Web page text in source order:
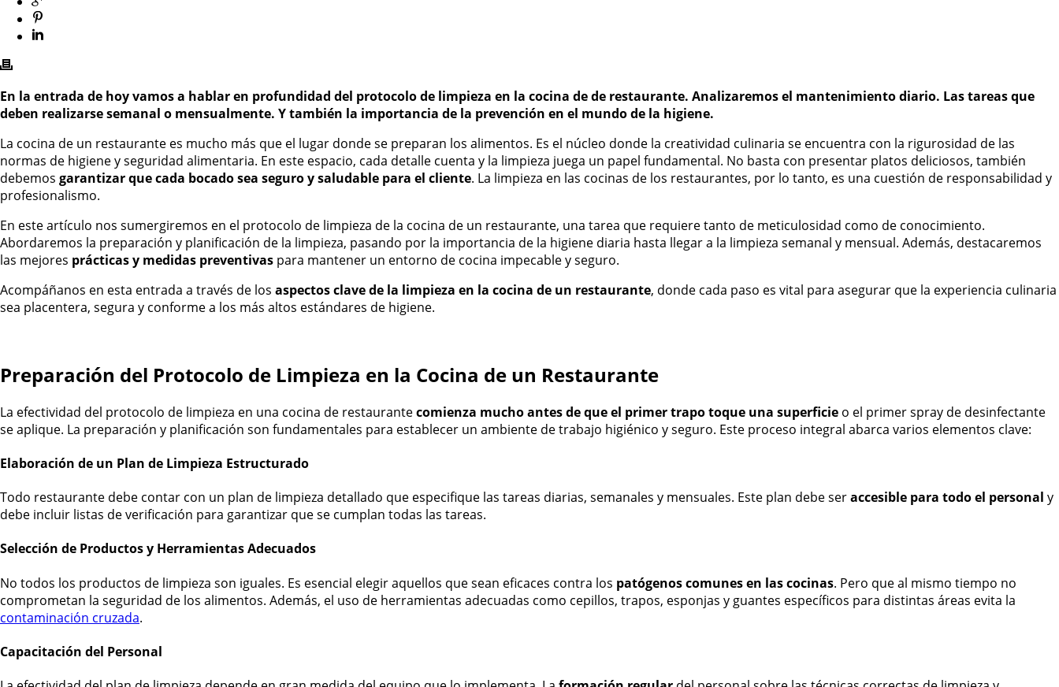
En la entrada de hoy vamos a hablar en profundidad del protocolo de limpieza en la cocina de de restaurante. Analizaremos el mantenimiento diario. Las tareas que
deben realizarse semanal o mensualmente. Y también la importancia de la prevención en el mundo de la higiene.
La cocina de un restaurante es mucho más que el lugar donde se preparan los alimentos. Es el núcleo donde la creatividad culinaria se encuentra con la rigurosidad de las
normas de higiene y seguridad alimentaria. En este espacio, cada detalle cuenta y la limpieza juega un papel fundamental. No basta con presentar platos deliciosos, también
debemos garantizar que cada bocado sea seguro y saludable para el cliente. La limpieza en las cocinas de los restaurantes, por lo tanto, es una cuestión de responsabilidad y
profesionalismo.
En este artículo nos sumergiremos en el protocolo de limpieza de la cocina de un restaurante, una tarea que requiere tanto de meticulosidad como de conocimiento.
Abordaremos la preparación y planificación de la limpieza, pasando por la importancia de la higiene diaria hasta llegar a la limpieza semanal y mensual. Además, destacaremos
las mejores prácticas y medidas preventivas para mantener un entorno de cocina impecable y seguro.
Acompáñanos en esta entrada a través de los aspectos clave de la limpieza en la cocina de un restaurante, donde cada paso es vital para asegurar que la experiencia culinaria
sea placentera, segura y conforme a los más altos estándares de higiene.
Preparación del Protocolo de Limpieza en la Cocina de un Restaurante
La efectividad del protocolo de limpieza en una cocina de restaurantecomienza mucho antes de que el primer trapo toque una superficie o el primer spray de desinfectante
se aplique. La preparación y planificación son fundamentales para establecer un ambiente de trabajo higiénico y seguro. Este proceso integral abarca varios elementos clave:
Elaboración de un Plan de Limpieza Estructurado
Todo restaurante debe contar con un plan de limpieza detallado que especifique las tareas diarias, semanales y mensuales. Este plan debe seraccesible para todo el personal y
debe incluir listas de verificación para garantizar que se cumplan todas las tareas.
Selección de Productos y Herramientas Adecuados
No todos los productos de limpieza son iguales. Es esencial elegir aquellos que sean eficaces contra los patógenos comunes en las cocinas. Pero que al mismo tiempo no
comprometan la seguridad de los alimentos. Además, el uso de herramientas adecuadas como cepillos, trapos, esponjas y guantes específicos para distintas áreas evita la
contaminación cruzada.
Capacitación del Personal